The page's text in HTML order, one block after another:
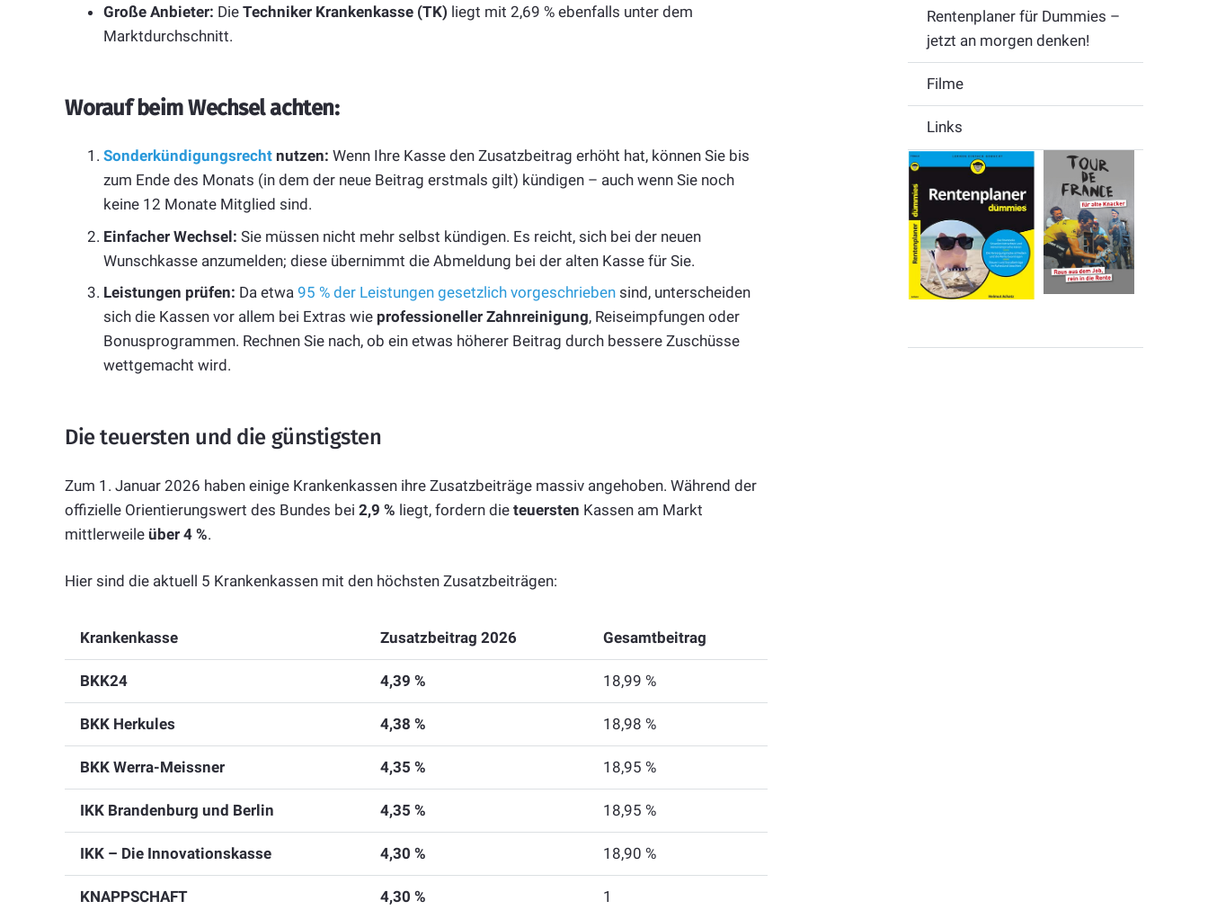
Große Anbieter: Die Techniker Krankenkasse (TK) liegt mit 2,69 % ebenfalls unter dem
Marktdurchschnitt.
Worauf beim Wechsel achten:
Sonderkündigungsrechtnutzen: Wenn Ihre Kasse den Zusatzbeitrag erhöht hat, können Sie bis
zum Ende des Monats (in dem der neue Beitrag erstmals gilt) kündigen – auch wenn Sie noch
keine 12 Monate Mitglied sind.
Einfacher Wechsel: Sie müssen nicht mehr selbst kündigen. Es reicht, sich bei der neuen
Wunschkasse anzumelden; diese übernimmt die Abmeldung bei der alten Kasse für Sie.
Leistungen prüfen: Da etwa 95 % der Leistungen gesetzlich vorgeschriebensind, unterscheiden
sich die Kassen vor allem bei Extras wie professioneller Zahnreinigung, Reiseimpfungen oder
Bonusprogrammen. Rechnen Sie nach, ob ein etwas höherer Beitrag durch bessere Zuschüsse
wettgemacht wird.
Die teuersten und die günstigsten
Zum 1. Januar 2026 haben einige Krankenkassen ihre Zusatzbeiträge massiv angehoben. Während der
offizielle Orientierungswert des Bundes bei 2,9 % liegt, fordern die teuersten Kassen am Markt
mittlerweile über 4 %.
Hier sind die aktuell 5 Krankenkassen mit den höchsten Zusatzbeiträgen:
Krankenkasse Zusatzbeitrag 2026 Gesamtbeitrag
BKK24 4,39 % 18,99 %
BKK Herkules 4,38 % 18,98 %
BKK Werra-Meissner 4,35 % 18,95 %
IKK Brandenburg und Berlin 4,35 % 18,95 %
IKK – Die Innovationskasse 4,30 % 18,90 %
KNAPPSCHAFT 4,30 %
1
Rentenplaner für Dummies –
jetzt an morgen denken!
Filme
Links